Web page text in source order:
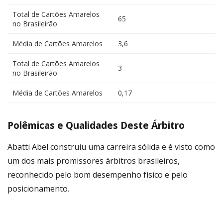
Total de Cartões Amarelos
no Brasileirão
65
Média de Cartões Amarelos 3,6
Total de Cartões Amarelos
no Brasileirão
3
Média de Cartões Amarelos 0,17
Polêmicas e Qualidades Deste Árbitro
Abatti Abel construiu uma carreira sólida e é visto como
um dos mais promissores árbitros brasileiros,
reconhecido pelo bom desempenho físico e pelo
posicionamento.